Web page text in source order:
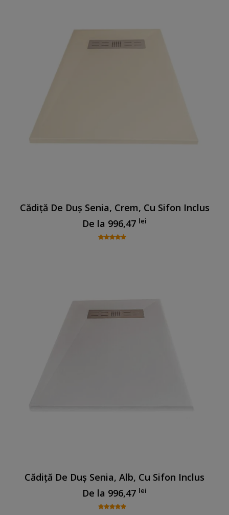
Cădiță De Duș Senia, Crem, Cu Sifon Inclus
De la 996,47 lei
Cădiță De Duș Senia, Alb, Cu Sifon Inclus
De la 996,47 lei